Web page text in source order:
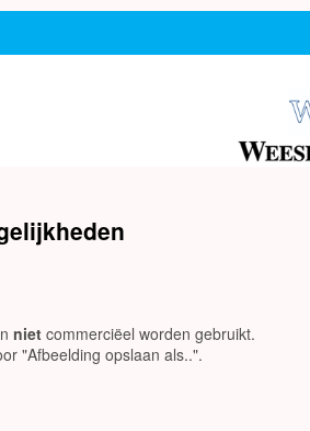
niet commerciëel worden gebruikt.
"Afbeelding opslaan als..".